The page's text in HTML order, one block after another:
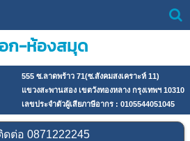
ก-ห้องสมุด
555 ซ.ลาดพร้าว 71(ซ.สังคมสงเคราะห์ 11)
แขวงสะพานสอง เขตวังทองหลาง กรุงเทพฯ 10310
เลขประจำตัวผู้เสียภาษีอากร : 0105544051045
ดต่อ0871222245